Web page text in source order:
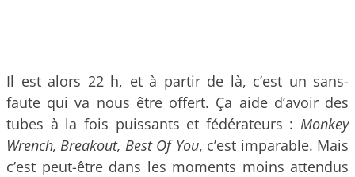
Il est alors 22 h, et à partir de là, c’est un sans-
faute qui va nous être offert. Ça aide d’avoir des
tubes à la fois puissants et fédérateurs : Monkey
Wrench, Breakout, Best Of You, c’est imparable. Mais
c’est peut-être dans les moments moins attendus